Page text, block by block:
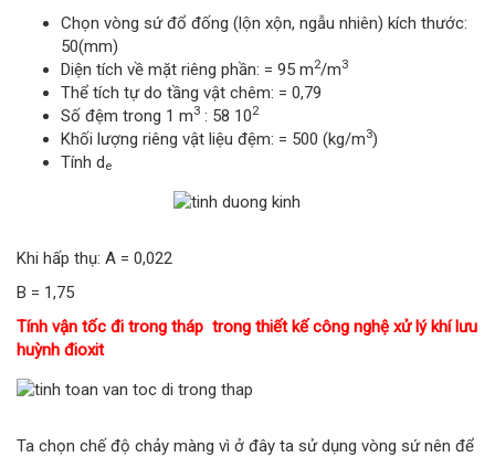
Chọn vòng sứ đổ đống (lộn xộn, ngẫu nhiên) kích thước:
50(mm)
Diện tích về mặt riêng phần: = 95 m2/m3
Thể tích tự do tầng vật chêm: = 0,79
Số đệm trong 1 m3 : 58 102
Khối lượng riêng vật liệu đệm: = 500 (kg/m3)
Tính de
Khi hấp thụ: A = 0,022
B = 1,75
Tính vận tốc đi trong tháp trong thiết kế công nghệ xử lý khí lưu
huỳnh đioxit
Ta chọn chế độ chảy màng vì ở đây ta sử dụng vòng sứ nên để